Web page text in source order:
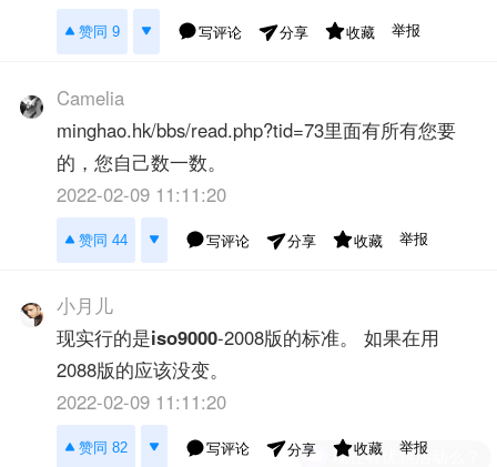
赞同 9 写评论 分享 收藏 举报
Camelia
minghao.hk/bbs/read.php?tid=73里面有所有您要
的，您自己数一数。
2022-02-09 11:11:20
赞同 44 写评论 分享 收藏 举报
小月儿
现实行的是iso9000-2008版的标准。 如果在用
2088版的应该没变。
2022-02-09 11:11:20
赞同 82 写评论 分享 收藏 举报
现在有优惠活动么？